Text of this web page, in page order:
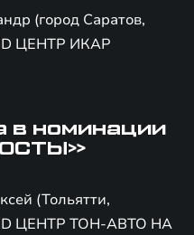
(город Саратов,
ЦЕНТР ИКАР
в номинации
(Тольятти,
ЦЕНТР ТОН-АВТО НА